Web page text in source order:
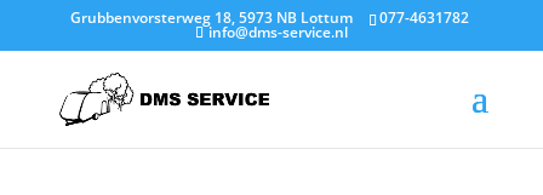
Grubbenvorsterweg 18, 5973 NB Lottum 077-4631782
info@dms-service.nl